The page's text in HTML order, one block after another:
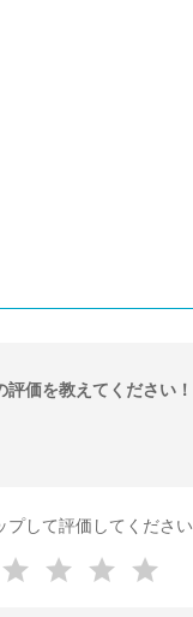
評価を教えてください！
プして評価してください